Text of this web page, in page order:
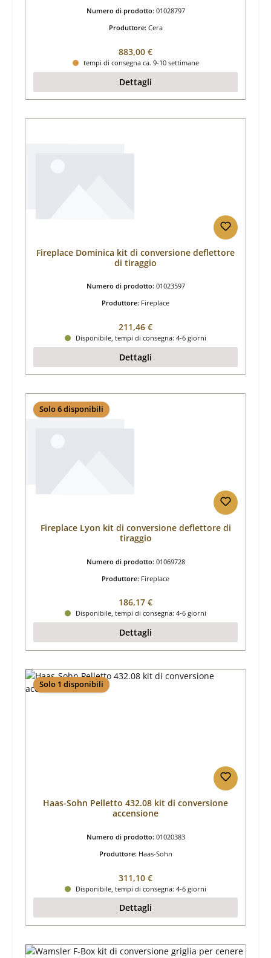
Numero di prodotto: 01028797
Produttore: Cera
Prezzo normale:
883,00 €
tempi di consegna ca. 9-10 settimane
Dettagli
Fireplace Dominica kit di conversione deflettore
di tiraggio
Numero di prodotto: 01023597
Produttore: Fireplace
Prezzo normale:
211,46 €
Disponibile, tempi di consegna: 4-6 giorni
Dettagli
Solo 6 disponibili
Fireplace Lyon kit di conversione deflettore di
tiraggio
Numero di prodotto: 01069728
Produttore: Fireplace
Prezzo normale:
186,17 €
Disponibile, tempi di consegna: 4-6 giorni
Dettagli
Solo 1 disponibili
Haas-Sohn Pelletto 432.08 kit di conversione
accensione
Numero di prodotto: 01020383
Produttore: Haas-Sohn
Prezzo normale:
311,10 €
Disponibile, tempi di consegna: 4-6 giorni
Dettagli